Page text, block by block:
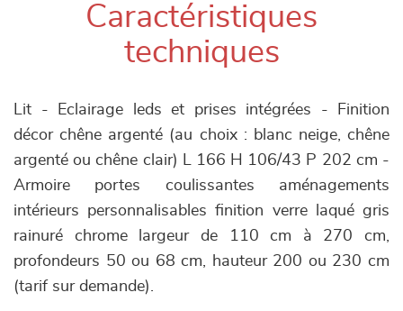
Caractéristiques
techniques
Lit - Eclairage leds et prises intégrées - Finition
décor chêne argenté (au choix : blanc neige, chêne
argenté ou chêne clair) L 166 H 106/43 P 202 cm -
Armoire portes coulissantes aménagements
intérieurs personnalisables finition verre laqué gris
rainuré chrome largeur de 110 cm à 270 cm,
profondeurs 50 ou 68 cm, hauteur 200 ou 230 cm
(tarif sur demande).